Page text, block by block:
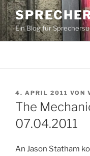
Zum
Inhalt
springenEin Blog für
VERÖFFENTLICHT
AM
4. APRIL 2011 VON
The
07.04.2011
An Jason Statham